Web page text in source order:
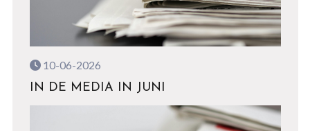
10-06-2026
IN DE MEDIA IN JUNI